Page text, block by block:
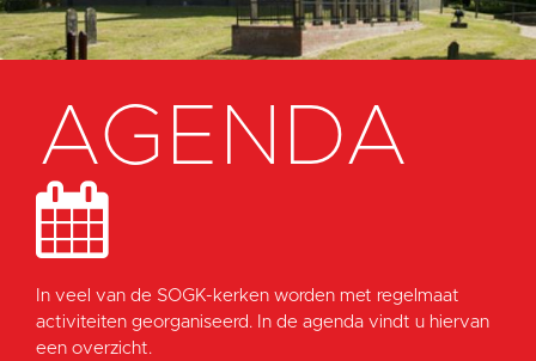
AGENDA
In veel van de SOGK-kerken worden met regelmaat
activiteiten georganiseerd. In de agenda vindt u hiervan
een overzicht.